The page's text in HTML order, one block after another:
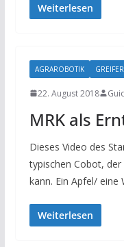
Weiterlesen
AGRAROBOTIK GREIFER
22. August 2018
MRK als
Dieses Video des
typischen Cobot,
kann. Ein Apfel/ eine
Weiterlesen